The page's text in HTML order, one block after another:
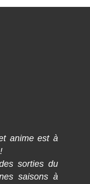
anime est à
sorties du
saisons à